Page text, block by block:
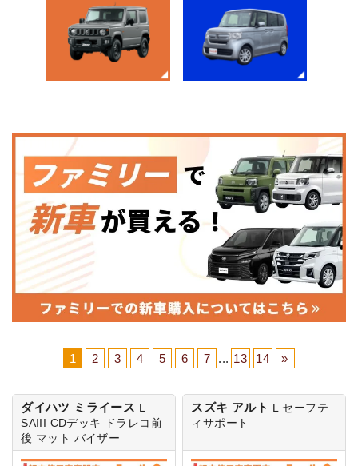
1 2 3 4 5 6 7 ... 13 14 »
ダイハツ ミライース
SAIII
CDデッキ ドラレコ前
後 マット バイザー
スズキ アルト
セーフテ
ィサポート